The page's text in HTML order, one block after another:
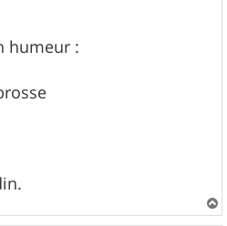
humeur :
a